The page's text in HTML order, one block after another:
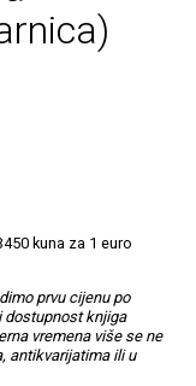
kuna za 1 euro
prvu cijenu po
dostupnost knjiga
vremena više se ne
antikvarijatima ili u